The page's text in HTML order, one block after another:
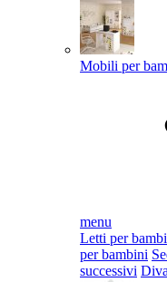
Mobili per
menu
Letti per
per bambini
successivi